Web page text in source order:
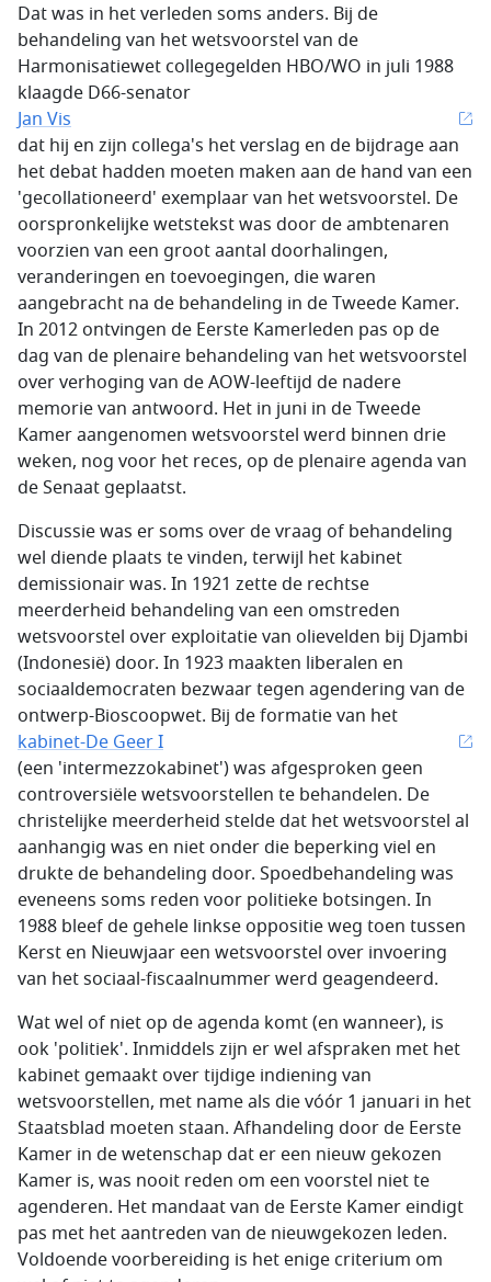
Dat was in het verleden soms anders. Bij de
behandeling van het wetsvoorstel van de
Harmonisatiewet collegegelden HBO/WO in juli 1988
klaagde D66-senator
Jan Vis
dat hij en zijn collega's het verslag en de bijdrage aan
het debat hadden moeten maken aan de hand van een
'gecollationeerd' exemplaar van het wetsvoorstel. De
oorspronkelijke wetstekst was door de ambtenaren
voorzien van een groot aantal doorhalingen,
veranderingen en toevoegingen, die waren
aangebracht na de behandeling in de Tweede Kamer.
In 2012 ontvingen de Eerste Kamerleden pas op de
dag van de plenaire behandeling van het wetsvoorstel
over verhoging van de AOW-leeftijd de nadere
memorie van antwoord. Het in juni in de Tweede
Kamer aangenomen wetsvoorstel werd binnen drie
weken, nog voor het reces, op de plenaire agenda van
de Senaat geplaatst.
Discussie was er soms over de vraag of behandeling
wel diende plaats te vinden, terwijl het kabinet
demissionair was. In 1921 zette de rechtse
meerderheid behandeling van een omstreden
wetsvoorstel over exploitatie van olievelden bij Djambi
(Indonesië) door. In 1923 maakten liberalen en
sociaaldemocraten bezwaar tegen agendering van de
ontwerp-Bioscoopwet. Bij de formatie van het
kabinet-De Geer I
(een 'intermezzokabinet') was afgesproken geen
controversiële wetsvoorstellen te behandelen. De
christelijke meerderheid stelde dat het wetsvoorstel al
aanhangig was en niet onder die beperking viel en
drukte de behandeling door. Spoedbehandeling was
eveneens soms reden voor politieke botsingen. In
1988 bleef de gehele linkse oppositie weg toen tussen
Kerst en Nieuwjaar een wetsvoorstel over invoering
van het sociaal-fiscaalnummer werd geagendeerd.
Wat wel of niet op de agenda komt (en wanneer), is
ook 'politiek'. Inmiddels zijn er wel afspraken met het
kabinet gemaakt over tijdige indiening van
wetsvoorstellen, met name als die vóór 1 januari in het
Staatsblad moeten staan. Afhandeling door de Eerste
Kamer in de wetenschap dat er een nieuw gekozen
Kamer is, was nooit reden om een voorstel niet te
agenderen. Het mandaat van de Eerste Kamer eindigt
pas met het aantreden van de nieuwgekozen leden.
Voldoende voorbereiding is het enige criterium om